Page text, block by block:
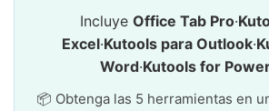
Incluye Office Tab Pro·
Excel·Kutools para Outlook·
Word·Kutools for
📦 Obtenga las 5 herramientas en